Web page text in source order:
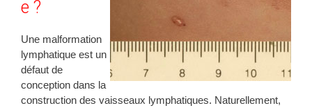
e ?
Une malformation
lymphatique est un
défaut de
conception dans la
construction des vaisseaux lymphatiques. Naturellement,